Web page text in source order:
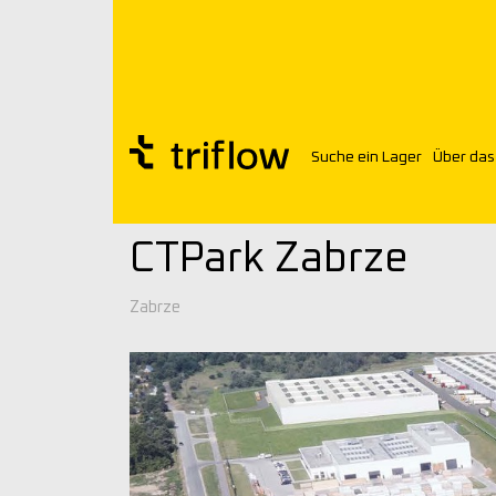
Suche ein Lager Über
Triflow Lagerhäuser CTPark Zabrze
CTPark Zabrze
Zabrze